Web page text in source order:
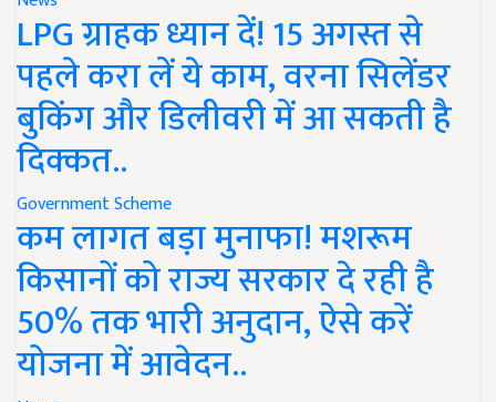
LPG ग्राहक ध्यान दें! 15 अगस्त से
पहले करा लें ये काम, वरना सिलेंडर
बुकिंग और डिलीवरी में आ सकती है
दिक्कत..
Government Scheme
कम लागत बड़ा मुनाफा! मशरूम
किसानों को राज्य सरकार दे रही है
50% तक भारी अनुदान, ऐसे करें
योजना में आवेदन..